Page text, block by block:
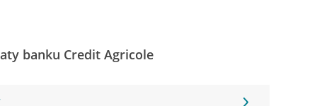
banku Credit Agricole